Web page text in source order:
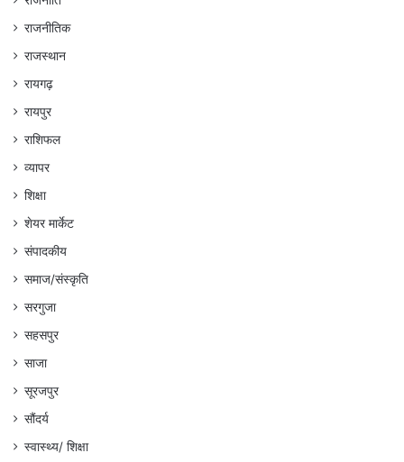
राजनीतिक
राजस्थान
रायगढ़
रायपुर
राशिफल
व्यापर
शिक्षा
शेयर मार्केट
संपादकीय
समाज/संस्कृति
सरगुजा
सहसपुर
साजा
सूरजपुर
सौंदर्य
स्वास्थ्य/ शिक्षा